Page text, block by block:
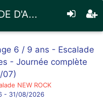
D'A...
6 / 9 ans - Escalade
- Journée complète
07)
NEW ROCK
- 31/08/2026